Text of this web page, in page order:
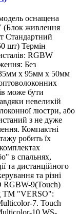
оснащена
(Блок живлення
Стандартний
шт) Термін
RGBW
Без
х 95мм х 50мм
може бути
невеликій
люстри, або
з не дуже
Компактні
робить їх
в спальнях,
та дистанційного
та різні
RGBW-9(Touch)
ТМ "VERSO":
7. Touch
10 WS-